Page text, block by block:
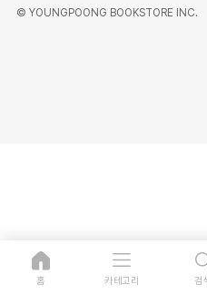
© YOUNGPOONG BOOKSTORE INC.
홈 카테고리 검